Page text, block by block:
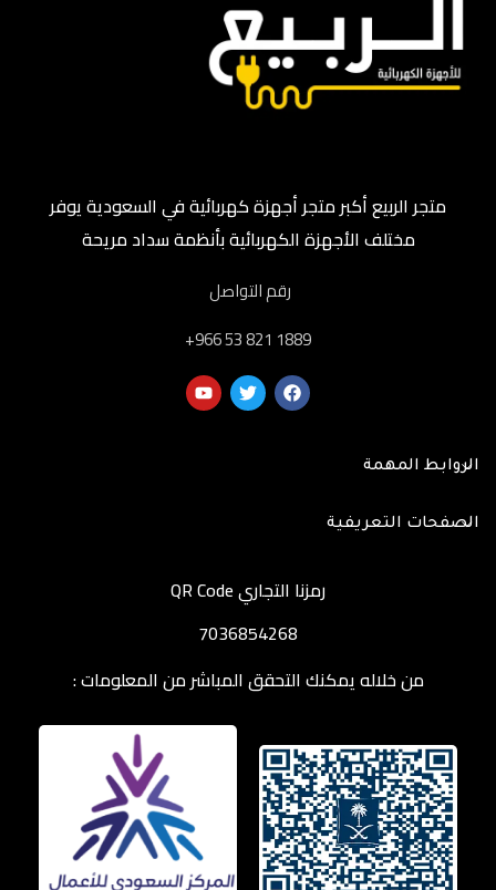
متجر الربيع أكبر متجر أجهزة كهربائية في السعودية يوفر
مختلف الأجهزة الكهربائية بأنظمة سداد مريحة
رقم التواصل
‎+966 53 821 1889
الروابط المهمة
الصفحات التعريفية
رمزنا التجاري QR Code
7036854268
من خلاله يمكنك التحقق المباشر من المعلومات :